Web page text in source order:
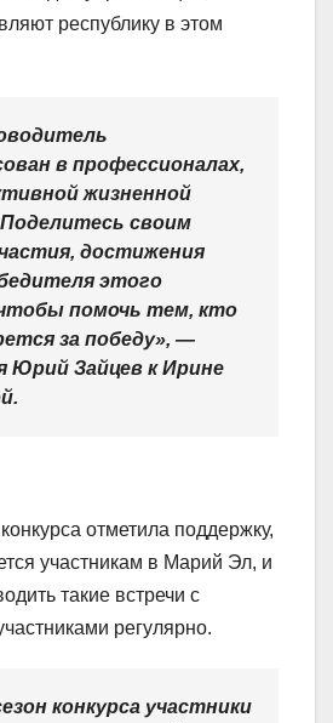
республику в этом
в профессионалах,
жизненной
своим
достижения
этого
чтобы помочь тем, кто
за победу», —
Юрий Зайцев к Ирине
отметила поддержку,
участникам в Марий Эл, и
такие встречи с
регулярно.
конкурса участники